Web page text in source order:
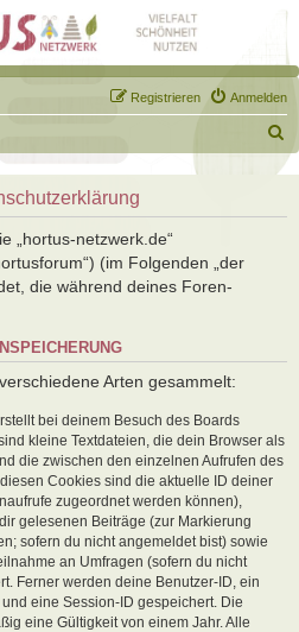
Anmelden
Registrieren
u
h
„hortus-netzwerk.de“
(im Folgenden „der
die während deines Foren-
Arten gesammelt:
bei deinem Besuch des Boards
kleine Textdateien, die dein Browser als
die zwischen den einzelnen Aufrufen des
Cookies sind die aktuelle ID deiner
zugeordnet werden können),
gelesenen Beiträge (zur Markierung
sofern du nicht angemeldet bist) sowie
an Umfragen (sofern du nicht
Ferner werden deine Benutzer-ID, ein
eine Session-ID gespeichert. Die
eine Gültigkeit von einem Jahr. Alle